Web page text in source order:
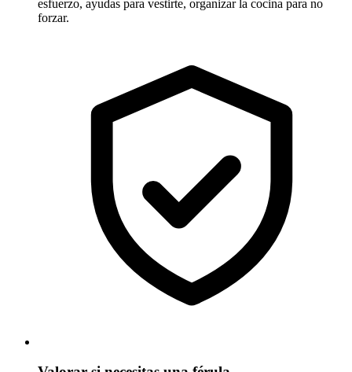
esfuerzo, ayudas para vestirte, organizar la cocina para no
forzar.